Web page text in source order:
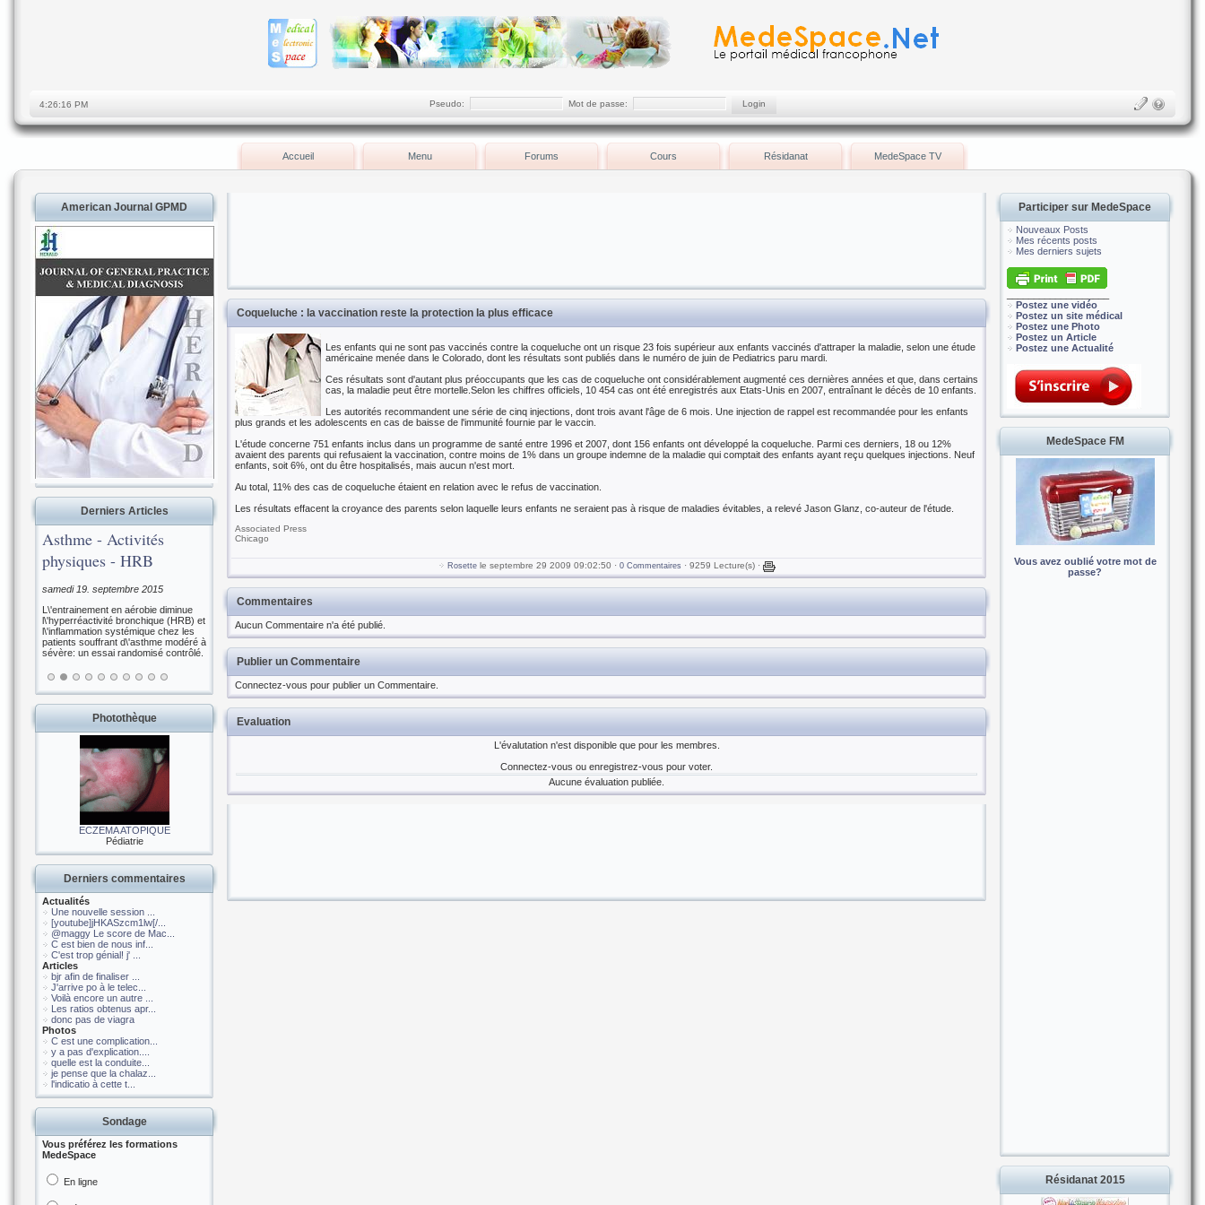
Pseudo: Mot de passe:
Accueil Menu Forums Cours Résidanat MedeSpace TV
American Journal GPMD
Derniers Articles
Asthme - Activités
physiques - HRB
samedi 19. septembre 2015
L\'entrainement en aérobie diminue
l\'hyperréactivité bronchique (HRB) et
l\'inflammation systémique chez les
patients souffrant d\'asthme modéré à
sévère: un essai randomisé contrôlé.
Photothèque
ECZEMA ATOPIQUE
Pédiatrie
Derniers commentaires
Actualités
Une nouvelle session ...
[youtube]jHKASzcm1lw[/...
@maggy Le score de Mac...
C est bien de nous inf...
C'est trop génial! j' ...
Articles
bjr afin de finaliser ...
J'arrive po à le telec...
Voilà encore un autre ...
Les ratios obtenus apr...
donc pas de viagra
Photos
C est une complication...
y a pas d'explication....
quelle est la conduite...
je pense que la chalaz...
l'indicatio à cette t...
Sondage
Vous préférez les formations
MedeSpace
En ligne
Coqueluche : la vaccination reste la protection la plus efficace
Les enfants qui ne sont pas vaccinés contre la coqueluche ont un risque 23 fois supérieur aux enfants vaccinés d'attraper la maladie, selon une étude
américaine menée dans le Colorado, dont les résultats sont publiés dans le numéro de juin de Pediatrics paru mardi.
Ces résultats sont d'autant plus préoccupants que les cas de coqueluche ont considérablement augmenté ces dernières années et que, dans certains
cas, la maladie peut être mortelle.Selon les chiffres officiels, 10 454 cas ont été enregistrés aux Etats-Unis en 2007, entraînant le décès de 10 enfants.
Les autorités recommandent une série de cinq injections, dont trois avant l'âge de 6 mois. Une injection de rappel est recommandée pour les enfants
plus grands et les adolescents en cas de baisse de l'immunité fournie par le vaccin.
L'étude concerne 751 enfants inclus dans un programme de santé entre 1996 et 2007, dont 156 enfants ont développé la coqueluche. Parmi ces derniers, 18 ou 12%
avaient des parents qui refusaient la vaccination, contre moins de 1% dans un groupe indemne de la maladie qui comptait des enfants ayant reçu quelques injections. Neuf
enfants, soit 6%, ont du être hospitalisés, mais aucun n'est mort.
Au total, 11% des cas de coqueluche étaient en relation avec le refus de vaccination.
Les résultats effacent la croyance des parents selon laquelle leurs enfants ne seraient pas à risque de maladies évitables, a relevé Jason Glanz, co-auteur de l'étude.
Associated Press
Chicago
Rosettele septembre 29 2009 09:02:50 · 0 Commentaires · 9259 Lecture(s) ·
Commentaires
Aucun Commentaire n'a été publié.
Publier un Commentaire
Connectez-vous pour publier un Commentaire.
Evaluation
L'évalutation n'est disponible que pour les membres.
Connectez-vous ou enregistrez-vous pour voter.
Aucune évaluation publiée.
Participer sur MedeSpace
Nouveaux Posts
Mes récents posts
Mes derniers sujets
Postez une vidéo
Postez un site médical
Postez une Photo
Postez un Article
Postez une Actualité
MedeSpace FM
Vous avez oublié votre mot de
passe?
Résidanat 2015